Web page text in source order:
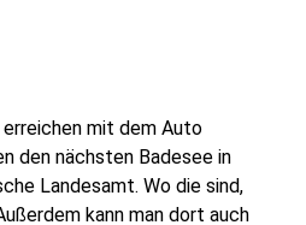
mit dem Auto
den nächsten Badesee in
Landesamt. Wo die sind,
kann man dort auch